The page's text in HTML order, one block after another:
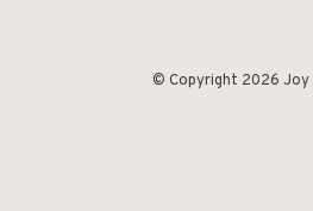
© Copyright 2026 Joy